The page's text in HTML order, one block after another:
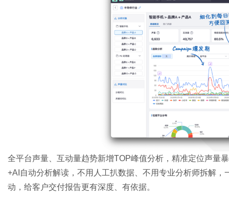
全平台声量、互动量趋势新增TOP峰值分析，精准定位声量
+AI自动分析解读，不用人工扒数据、不用专业分析师拆解
动，给客户交付报告更有深度、有依据。